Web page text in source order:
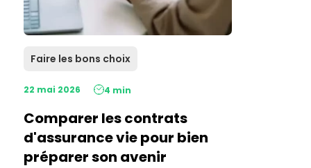
Faire les bons choix
22 mai 2026 4 min
Comparer les contrats
d'assurance vie pour bien
préparer son avenir